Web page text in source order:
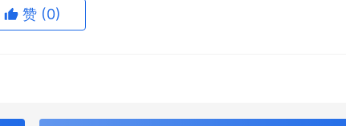
赞 (0)
器产业优选：小娃科技领
串聚合物电芯定制全链路